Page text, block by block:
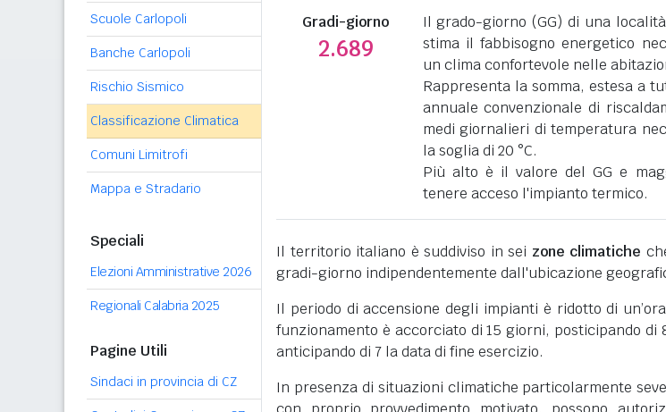
Scuole Carlopoli
Banche Carlopoli
Rischio Sismico
Classificazione Climatica
Comuni Limitrofi
Mappa e Stradario
Speciali
Elezioni Amministrative 2026
Regionali Calabria 2025
Pagine Utili
Sindaci in provincia di CZ
Gradi-giorno
2.689
Il grado-giorno (GG) di una
stima il fabbisogno energetico
un clima confortevole nelle
Rappresenta la somma, estesa a
annuale convenzionale di
medi giornalieri di temperatura
la soglia di 20 °C.
Più alto è il valore del GG e
tenere acceso l'impianto termico.
Il territorio italiano è suddiviso in sei zone climatiche
gradi-giorno indipendentemente dall'ubicazione
Il periodo di accensione degli impianti è ridotto di
funzionamento è accorciato di 15 giorni, posticipando di
anticipando di 7 la data di fine esercizio.
In presenza di situazioni climatiche particolarmente